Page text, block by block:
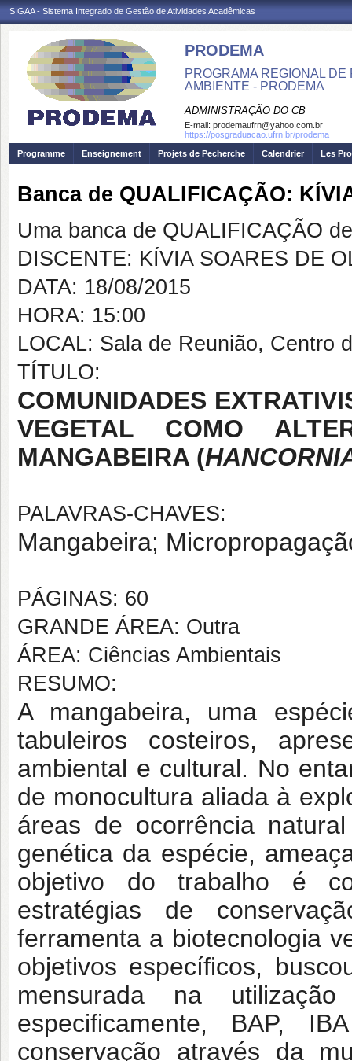
SIGAA - Sistema Integrado de Gestão de Atividades Acadêmicas
PRODEMA
PROGRAMA REGIONAL
AMBIENTE - PRODEMA
ADMINISTRAÇÃO DO CB
E-mail: prodemaufrn@yahoo.com.br
https://posgraduacao.ufrn.br/prodema
Programme
Enseignement Projets de Pecherche Calendrier Les
Banca de QUALIFICAÇÃO:
Uma banca de QUALIFICAÇÃO
DISCENTE: KÍVIA SOARES DE
DATA: 18/08/2015
HORA: 15:00
LOCAL: Sala de Reunião, Centro
TÍTULO:
COMUNIDADES
VEGETAL COMO
MANGABEIRA (
PALAVRAS-CHAVES:
Mangabeira;
PÁGINAS: 60
GRANDE ÁREA: Outra
ÁREA: Ciências Ambientais
RESUMO:
A mangabeira, uma
tabuleiros costeiros,
ambiental e cultural. No
de monocultura aliada à
áreas de ocorrência
genética da espécie,
objetivo do trabalho é
estratégias de
ferramenta a biotecnologia
objetivos específicos,
mensurada na
especificamente, BAP,
conservação através da